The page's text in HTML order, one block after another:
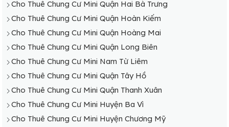
Cho Thuê Chung Cư Mini Quận Hai Bà Trưng
Cho Thuê Chung Cư Mini Quận Hoàn Kiếm
Cho Thuê Chung Cư Mini Quận Hoàng Mai
Cho Thuê Chung Cư Mini Quận Long Biên
Cho Thuê Chung Cư Mini Nam Từ Liêm
Cho Thuê Chung Cư Mini Quận Tây Hồ
Cho Thuê Chung Cư Mini Quận Thanh Xuân
Cho Thuê Chung Cư Mini Huyện Ba Vì
Cho Thuê Chung Cư Mini Huyện Chương Mỹ